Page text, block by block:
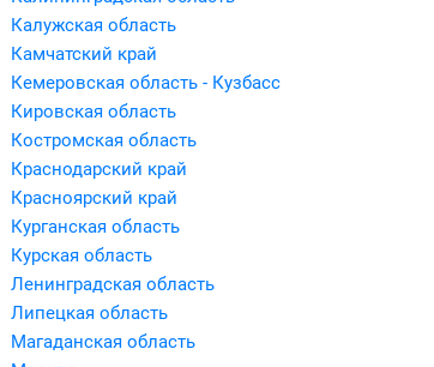
Калужская область
Камчатский край
Кемеровская область - Кузбасс
Кировская область
Костромская область
Краснодарский край
Красноярский край
Курганская область
Курская область
Ленинградская область
Липецкая область
Магаданская область